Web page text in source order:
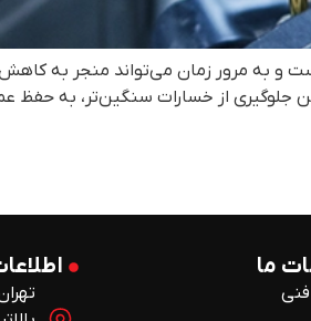
و به مرور زمان می‌تواند منجر به
از خسارات سنگین‌تر، به حفظ
ما